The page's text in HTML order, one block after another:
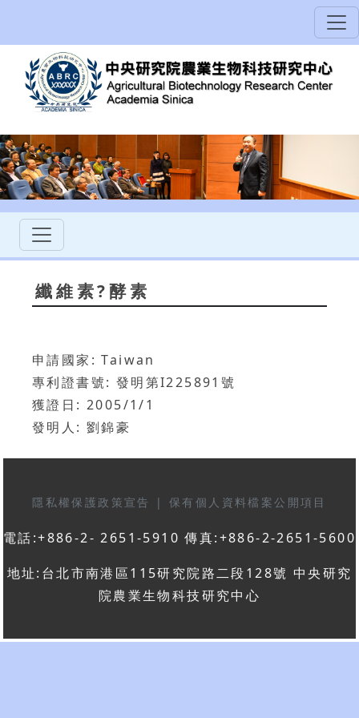
纖維素?酵素
申請國家: Taiwan
專利證書號: 發明第I225891號
獲證日: 2005/1/1
發明人: 劉錦豪
隱私權保護政策宣告 | 保有個人資料檔案公開項目
電話:+886-2- 2651-5910 傳真:+886-2-2651-5600
地址:台北市南港區115研究院路二段128號 中央研究
院農業生物科技研究中心